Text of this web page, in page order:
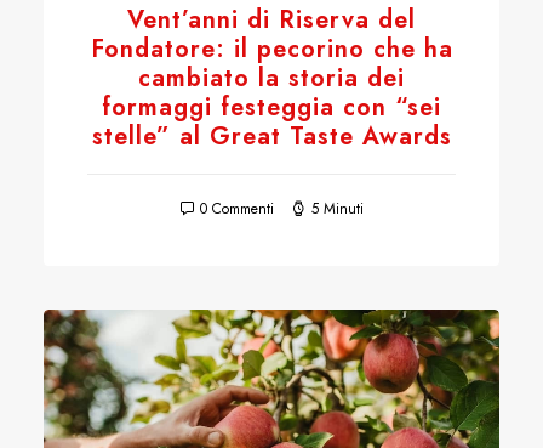
Vent’anni di Riserva del
Fondatore: il pecorino che ha
cambiato la storia dei
formaggi festeggia con “sei
stelle” al Great Taste Awards
0 Commenti 5 Minuti